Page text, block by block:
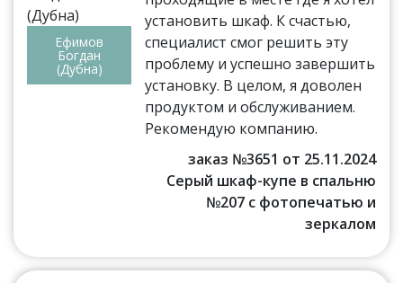
Ефимов
Богдан
(Дубна)
установить шкаф. К счастью,
специалист смог решить эту
проблему и успешно завершить
установку. В целом, я доволен
продуктом и обслуживанием.
Рекомендую компанию.
заказ №3651 от 25.11.2024
Серый шкаф-купе в спальню
№207 с фотопечатью и
зеркалом